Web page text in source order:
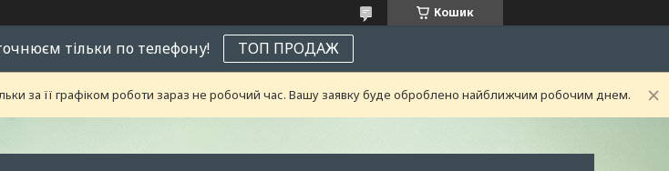
Кошик
тільки по телефону! ТОП ПРОДАЖ
за її графіком роботи зараз не робочий час. Вашу заявку буде оброблено найближчим робочим днем.